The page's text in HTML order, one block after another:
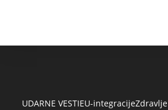
UDARNE VESTIEU-integracijeZdravlje